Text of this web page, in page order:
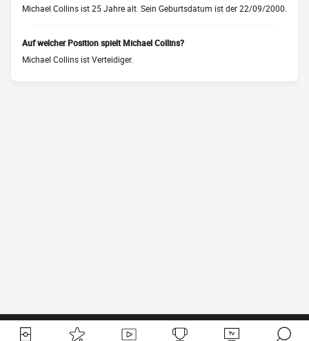
Michael Collins ist 25 Jahre alt. Sein Geburtsdatum ist der 22/09/2000.
Auf welcher Position spielt Michael Collins?
Michael Collins ist Verteidiger.